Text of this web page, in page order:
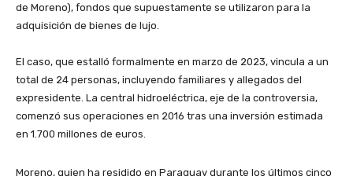
de Moreno), fondos que supuestamente se utilizaron para la
adquisición de bienes de lujo.
​El caso, que estalló formalmente en marzo de 2023, vincula a un
total de 24 personas, incluyendo familiares y allegados del
expresidente. La central hidroeléctrica, eje de la controversia,
comenzó sus operaciones en 2016 tras una inversión estimada
en 1.700 millones de euros.
​Moreno, quien ha residido en Paraguay durante los últimos cinco